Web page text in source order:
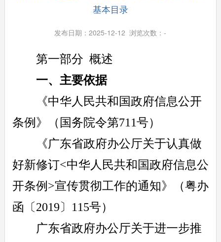
基本目录
发布日期：2025-12-12 浏览次数：-
第一部分 概述
一、主要依据
《中华人民共和国政府信息公开
条例》（国务院令第711号）
《广东省政府办公厅关于认真做
好新修订<中华人民共和国政府信息公
开条例>宣传贯彻工作的通知》（粤办
函〔2019〕115号）
广东省政府办公厅关于进一步推